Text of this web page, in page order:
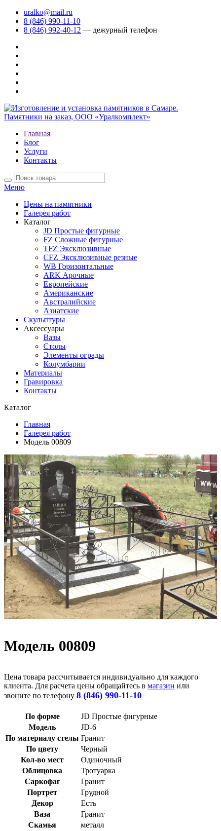
uralko@mail.ru
8 (846) 990-11-10
8 (846) 992-40-12 — дежурный телефон
Главная
Блог
Услуги
Контакты
Меню
Цены на памятники
Галерея работ
Каталог
JD Простые фигурные
FZ Сложные фигурные
TFZ Эксклюзивные
CFZ Эксклюзивные резные
WB Горизонтальные
ARK Арочные
Европейские
Американские
Австралийские
Азиатские
Скульптуры
Аксессуары
Вазы
Столы
Элементы ограды
Колумбарии
Материалы
Гравировка
Контакты
Каталог
Главная
Галерея работ
Модель 00809
Модель 00809
Цена товара рассчитывается индивидуально для каждого
клиента. Для расчета цены обращайтесь в магазин или
звоните по телефону 8 (846) 990-11-10
По форме
JD Простые фигурные
Модель
JD-6
По материалу стелы Гранит
По цвету
Черный
Кол-во мест
Одиночный
Облицовка
Тротуарка
Саркофаг
Гранит
Портрет
Грудной
Декор
Есть
Ваза
Гранит
Скамья
металл